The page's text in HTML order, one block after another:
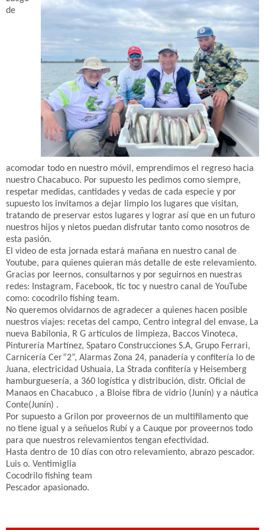
de
acomodar todo en nuestro móvil, emprendimos el regreso hacia
nuestro Chacabuco. Por supuesto les pedimos como siempre,
respetar medidas, cantidades y vedas de cada especie y por
supuesto los invitamos a dejar limpio los lugares que visitan,
tratando de preservar estos lugares y lograr así que en un futuro
nuestros hijos y nietos puedan disfrutar tanto como nosotros de
esta pasión.
El video de esta jornada estará mañana en nuestro canal de
Youtube, para quienes quieran más detalle de este relevamiento.
Gracias por leernos, consultarnos y por seguirnos en nuestras
redes: Instagram, Facebook, tic toc y nuestro canal de YouTube
como: cocodrilo fishing team.
No queremos olvidarnos de agradecer a quienes hacen posible
nuestros viajes: recetas del campo, Centro integral del envase, La
nueva Babilonia, R G artículos de limpieza, Baccos Vinoteca,
Pinturería Martínez, Spataro Construcciones S.A, Grupo Ferrari,
Carnicería Cer”2”, Alarmas Zona 24, panadería y confitería lo de
Juana, electricidad Ushuaia, La Strada confitería y Heisemberg
hamburguesería, a 360 logística y distribución, distr. Oficial de
Manaos en Chacabuco , a Bloise fibra de vidrio (Junín) y a náutica
Conte(Junín) .
Por supuesto a Grilon por proveernos de un multifilamento que
no tiene igual y a señuelos Rubí y a Cauque por proveernos todo
para que nuestros relevamientos tengan efectividad.
Hasta dentro de 10 días con otro relevamiento, abrazo pescador.
Luis o. Ventimiglia
Cocodrilo fishing team
Pescador apasionado.